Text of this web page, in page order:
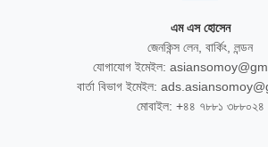
এম এস হোসেন
জেনকিন্স লেন, বার্কিং, লন্ডন
যোগাযোগ ইমেইল:
বার্তা বিভাগ ইমেইল:
মোবাইল: +৪৪ ৭৮৮১ ৩৮৮০২৪